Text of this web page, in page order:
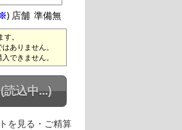
) 店舗 準備無
。
ありません。
できません。
(読込中...)
を見る ・ご精算